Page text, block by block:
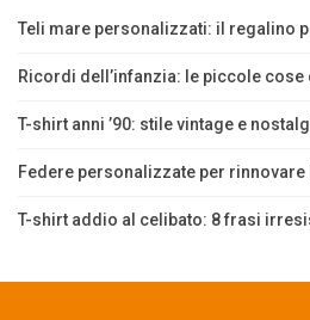
Teli mare personalizzati: il regalino
Ricordi dell’infanzia: le piccole
T-shirt anni ’90: stile vintage e
Federe personalizzate per rinnovare
T-shirt addio al celibato: 8 frasi